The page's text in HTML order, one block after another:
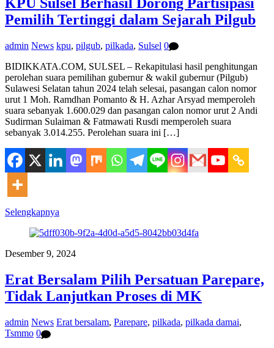
KPU Sulsel Berhasil Dorong Partisipasi
Pemilih Tertinggi dalam Sejarah Pilgub
admin News kpu, pilgub, pilkada, Sulsel 0
BIDIKKATA.COM, SULSEL – Rekapitulasi hasil penghitungan
perolehan suara pemilihan gubernur & wakil gubernur (Pilgub)
Sulawesi Selatan tahun 2024 telah selesai, pasangan calon nomor
urut 1 Moh. Ramdhan Pomanto & H. Azhar Arsyad memperoleh
suara sebanyak 1.600.029 dan pasangan calon nomor urut 2 Andi
Sudirman Sulaiman & Fatmawati Rusdi memperoleh suara
sebanyak 3.014.255. Perolehan suara ini […]
Selengkapnya
Desember 9, 2024
Erat Bersalam Pilih Persatuan Parepare,
Tidak Lanjutkan Proses di MK
admin News Erat bersalam, Parepare, pilkada, pilkada damai,
Tsmmo 0